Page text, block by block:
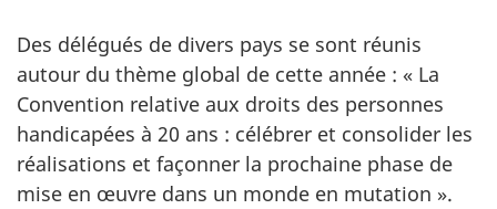
Des délégués de divers pays se sont réunis
autour du thème global de cette année : « La
Convention relative aux droits des personnes
handicapées à 20 ans : célébrer et consolider les
réalisations et façonner la prochaine phase de
mise en œuvre dans un monde en mutation ».